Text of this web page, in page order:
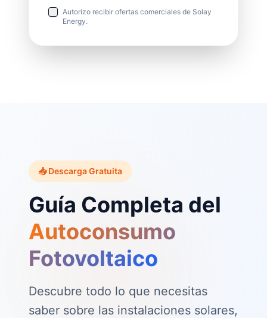
Autorizo recibir ofertas comerciales de Solay
Energy.
📥 Descarga Gratuita
Guía Completa del
Autoconsumo
Fotovoltaico
Descubre todo lo que necesitas
saber sobre las instalaciones solares,